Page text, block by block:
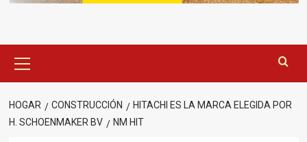
principal
HOGAR CONSTRUCCIÓN
HITACHI ES LA MARCA ELEGIDA POR
H. SCHOENMAKER BV
NM HIT